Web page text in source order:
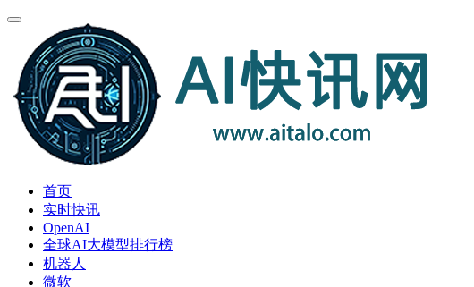
首页
实时快讯
OpenAI
全球AI大模型排行榜
机器人
微软